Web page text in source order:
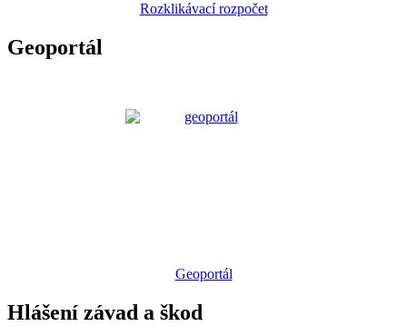
Rozklikávací rozpočet
Geoportál
Geoportál
Hlášení závad a škod